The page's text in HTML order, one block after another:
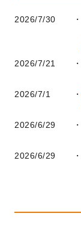
2026/7/30
2026/7/21
2026/7/1
2026/6/29
2026/6/29